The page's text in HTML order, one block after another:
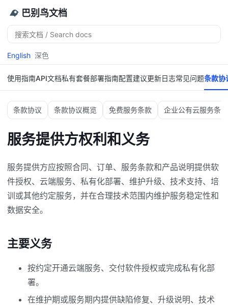
巴别鸟文档
搜
索
English 深色
使用指南API文档私有套餐部署指南配置建议更新日志常见问题条款协
条款协议 条款协议概览 免费服务条款 企业公有云服务条款
服务提供方权利和义务
服务提供方应按照合同、订单、服务条款和产品说明提供软
件授权、云端服务、私有化部署、维护升级、技术支持、培
训或其他约定服务，并在合理技术范围内维护服务稳定性和
数据安全。
主要义务
按约定开通云端服务、交付软件授权或完成私有化部
署。
在维护期或服务期内提供缺陷修复、升级说明、技术